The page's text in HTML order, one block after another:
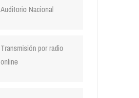
Auditorio Nacional
Transmisión por radio
online